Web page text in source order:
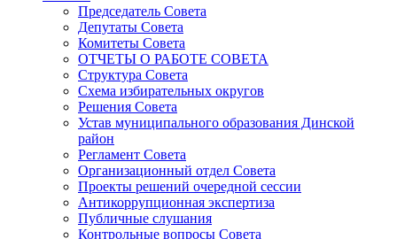
Председатель Совета
Депутаты Совета
Комитеты Совета
ОТЧЕТЫ О РАБОТЕ СОВЕТА
Структура Совета
Схема избирательных округов
Решения Совета
Устав муниципального образования Динской
район
Регламент Совета
Организационный отдел Совета
Проекты решений очередной сессии
Антикоррупционная экспертиза
Публичные слушания
Контрольные вопросы Совета